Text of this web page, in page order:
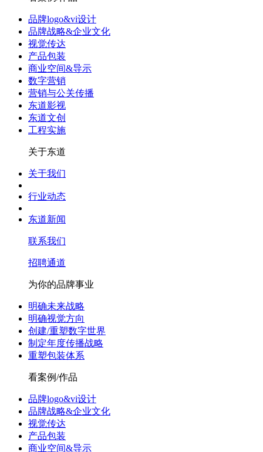
品牌logo&vi设计
品牌战略&企业文化
视觉传达
产品包装
商业空间&导示
数字营销
营销与公关传播
东道影视
东道文创
工程实施
关于东道
关于我们
行业动态
东道新闻
联系我们
招聘通道
为你的品牌事业
明确未来战略
明确视觉方向
创建/重塑数字世界
制定年度传播战略
重塑包装体系
看案例/作品
品牌logo&vi设计
品牌战略&企业文化
视觉传达
产品包装
商业空间&导示